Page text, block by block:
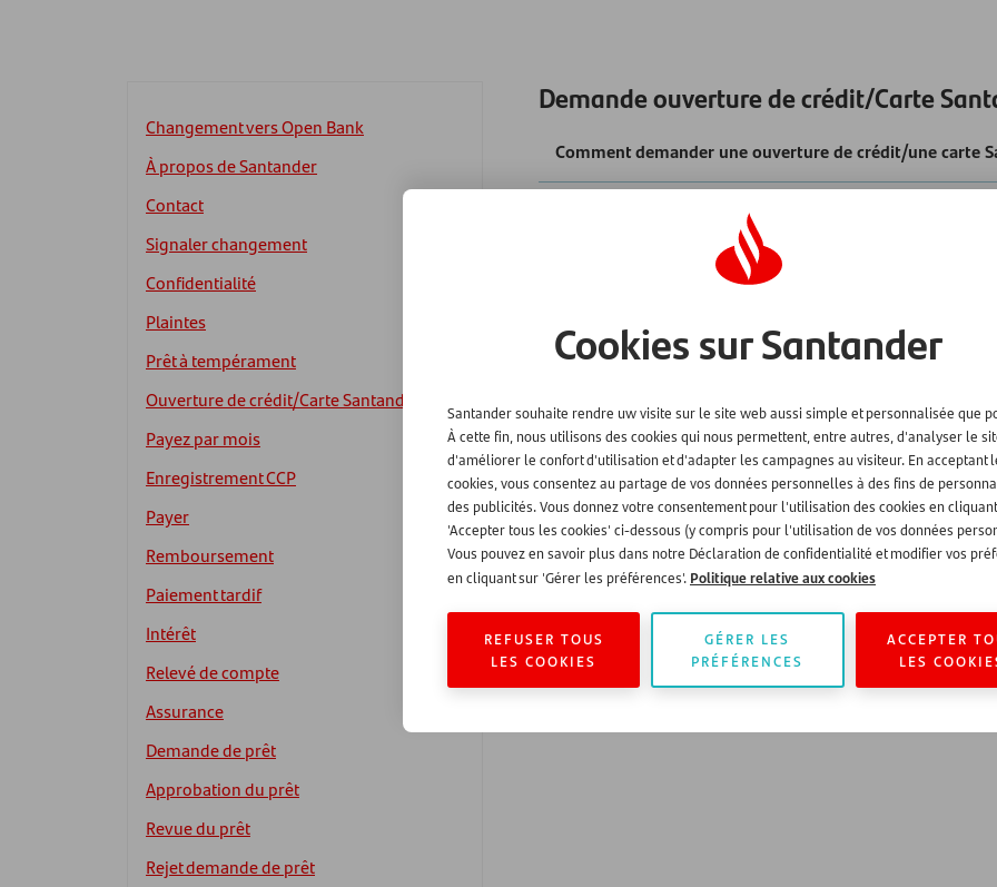
Changement vers Open Bank
À propos de Santander
Contact
Signaler changement
Confidentialité
Plaintes
Prêt à tempérament
Ouverture de crédit/Carte Santander
Payez par mois
Enregistrement CCP
Payer
Remboursement
Paiement tardif
Intérêt
Relevé de compte
Assurance
Demande de prêt
Approbation du prêt
Revue du prêt
Rejet demande de prêt
Demande ouverture de crédit/Carte
Comment demander une ouverture de crédit/une carte
Que se passe-t-il après ma demande ?
Cookies sur Santander
Santander souhaite rendre uw visite sur le site web aussi simple et personnalisée que
À cette fin, nous utilisons des cookies qui nous permettent, entre autres, d'analyser le
d'améliorer le confort d'utilisation et d'adapter les campagnes au visiteur. En acceptant
cookies, vous consentez au partage de vos données personnelles à des fins de
des publicités. Vous donnez votre consentement pour l'utilisation des cookies en
'Accepter tous les cookies' ci-dessous (y compris pour l'utilisation de vos données
Vous pouvez en savoir plus dans notre Déclaration de confidentialité et modifier vos
en cliquant sur 'Gérer les préférences'. Politique relative aux cookies
REFUSER TOUS
LES COOKIES
GÉRER LES
PRÉFÉRENCES
ACCEPTER
LES